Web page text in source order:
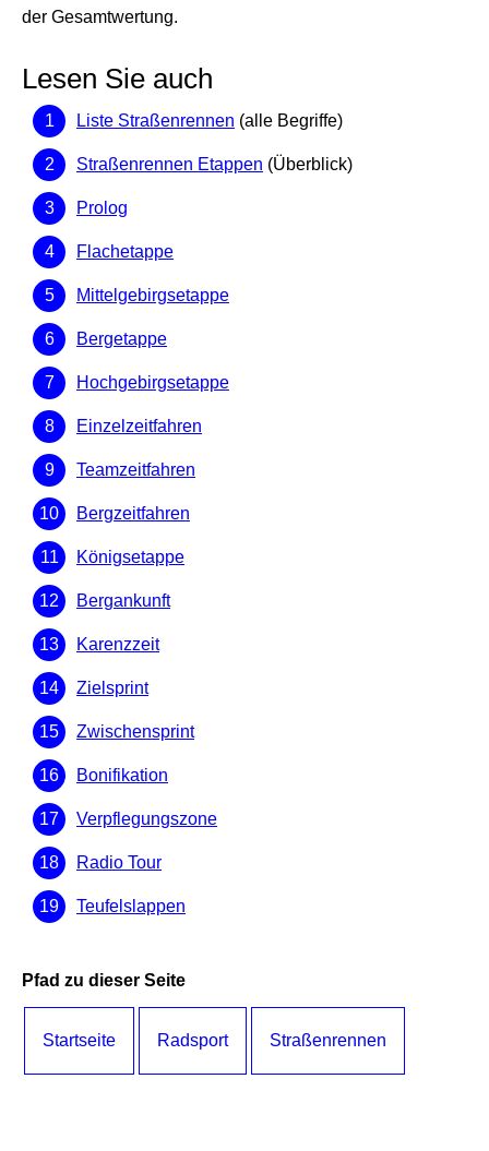
der Gesamtwertung.
Lesen Sie auch
Liste Straßenrennen (alle Begriffe)
Straßenrennen Etappen (Überblick)
Prolog
Flachetappe
Mittelgebirgsetappe
Bergetappe
Hochgebirgsetappe
Einzelzeitfahren
Teamzeitfahren
Bergzeitfahren
Königsetappe
Bergankunft
Karenzzeit
Zielsprint
Zwischensprint
Bonifikation
Verpflegungszone
Radio Tour
Teufelslappen
Pfad zu dieser Seite
Startseite Radsport Straßenrennen